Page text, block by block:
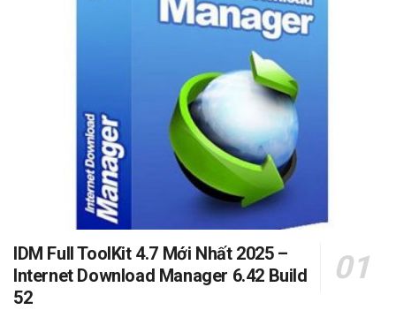
IDM Full ToolKit 4.7 Mới Nhất 2025 –
Internet Download Manager 6.42 Build
52